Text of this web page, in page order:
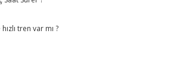
tren var mı ?